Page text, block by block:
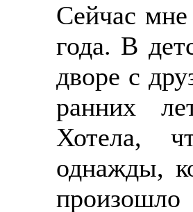
Сейчас
года. В
дворе с
ранних
Хотела,
однажды,
произошло